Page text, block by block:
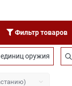
Фильтр товаров
оружия